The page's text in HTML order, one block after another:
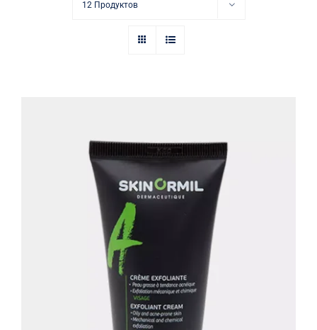
Купить в аптеке12 Продуктов
Крем-эксфолиант